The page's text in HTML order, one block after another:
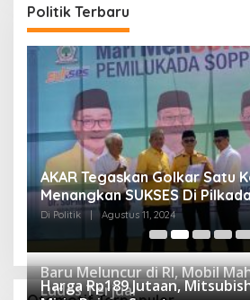
Politik Terbaru
AKAR Tegaskan Golkar Satu
Menangkan SUKSES Di
Di Politik Agustus 11, 2024
Baru Meluncur di RI, Mobil
Ludes Terjual
Harga Rp189 Jutaan,